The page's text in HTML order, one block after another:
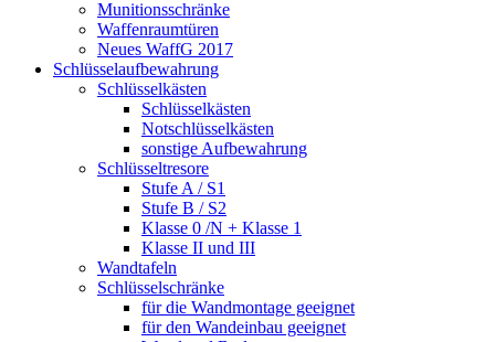
Munitionsschränke
Waffenraumtüren
Neues WaffG 2017
Schlüsselaufbewahrung
Schlüsselkästen
Schlüsselkästen
Notschlüsselkästen
sonstige Aufbewahrung
Schlüsseltresore
Stufe A / S1
Stufe B / S2
Klasse 0 /N + Klasse 1
Klasse II und III
Wandtafeln
Schlüsselschränke
für die Wandmontage geeignet
für den Wandeinbau geeignet